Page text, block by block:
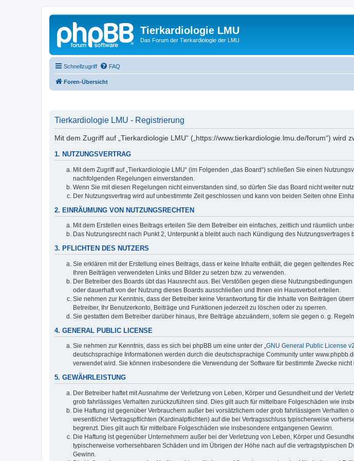
Tierkardiologie LMU
Das Forum der Tierkardiologie der LMU
Schnellzugriff FAQ
Foren-Übersicht
Tierkardiologie LMU - Registrierung
Mit dem Zugriff auf „Tierkardiologie LMU“ („https://www.tierkardiologie.lmu.de/forum“)
1. NUTZUNGSVERTRAG
Mit dem Zugriff auf „Tierkardiologie LMU“ (im Folgenden „das Board“) schließen Sie einen
nachfolgenden Regelungen einverstanden.
Wenn Sie mit diesen Regelungen nicht einverstanden sind, so dürfen Sie das Board nicht weiter
Der Nutzungsvertrag wird auf unbestimmte Zeit geschlossen und kann von beiden Seiten ohne
2. EINRÄUMUNG VON NUTZUNGSRECHTEN
Mit dem Erstellen eines Beitrags erteilen Sie dem Betreiber ein einfaches, zeitlich und räumlich
Das Nutzungsrecht nach Punkt 2, Unterpunkt a bleibt auch nach Kündigung des Nutzungsvertrages
3. PFLICHTEN DES NUTZERS
Sie erklären mit der Erstellung eines Beitrags, dass er keine Inhalte enthält, die gegen geltendes
Ihren Beiträgen verwendeten Links und Bilder zu setzen bzw. zu verwenden.
Der Betreiber des Boards übt das Hausrecht aus. Bei Verstößen gegen diese
oder dauerhaft von der Nutzung dieses Boards ausschließen und Ihnen ein Hausverbot erteilen.
Sie nehmen zur Kenntnis, dass der Betreiber keine Verantwortung für die Inhalte von Beiträgen
Betreiber, Ihr Benutzerkonto, Beiträge und Funktionen jederzeit zu löschen oder zu sperren.
Sie gestatten dem Betreiber darüber hinaus, Ihre Beiträge abzuändern, sofern sie gegen o. g.
4. GENERAL PUBLIC LICENSE
Sie nehmen zur Kenntnis, dass es sich bei phpBB um eine unter der „GNU General Public License v2
deutschsprachige Informationen werden durch die deutschsprachige Community unter
verwendet wird. Sie können insbesondere die Verwendung der Software für bestimmte Zwecke
5. GEWÄHRLEISTUNG
Der Betreiber haftet mit Ausnahme der Verletzung von Leben, Körper und Gesundheit und der
grob fahrlässiges Verhalten zurückzuführen sind. Dies gilt auch für mittelbare Folgeschäden wie
Die Haftung ist gegenüber Verbrauchern außer bei vorsätzlichem oder grob fahrlässigem
wesentlicher Vertragspflichten (Kardinalpflichten) auf die bei Vertragsschluss typischerweise
begrenzt. Dies gilt auch für mittelbare Folgeschäden wie insbesondere entgangenen Gewinn.
Die Haftung ist gegenüber Unternehmern außer bei der Verletzung von Leben, Körper und
typischerweise vorhersehbaren Schäden und im Übrigen der Höhe nach auf die
Gewinn.